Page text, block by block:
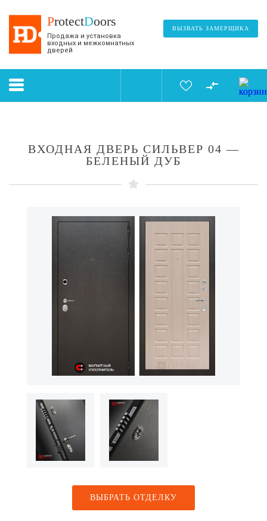
ProtectDoors
Продажа и установка
входных и межкомнатных
дверей
ВЫЗВАТЬ ЗАМЕРЩИКА
ВХОДНАЯ ДВЕРЬ СИЛЬВЕР 04 —
БЕЛЕНЫЙ ДУБ
ВЫБРАТЬ ОТДЕЛКУ